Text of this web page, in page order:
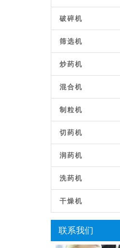
破碎机
筛选机
炒药机
混合机
制粒机
切药机
润药机
洗药机
干燥机
联系我们